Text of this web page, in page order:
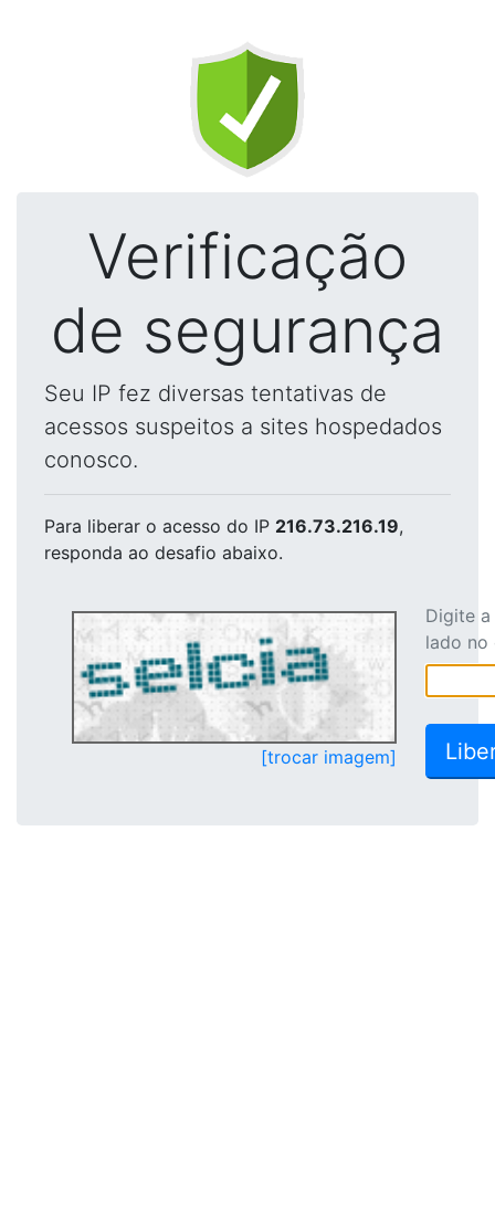
Verificação
de segurança
Seu IP fez diversas tentativas de
acessos suspeitos a sites hospedados
conosco.
Para liberar o acesso do IP 216.73.216.19,
responda ao desafio abaixo.
[trocar imagem]
Digite
lado no